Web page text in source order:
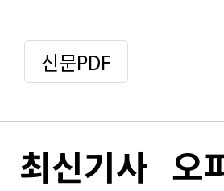
신문PDF
최신기사 오